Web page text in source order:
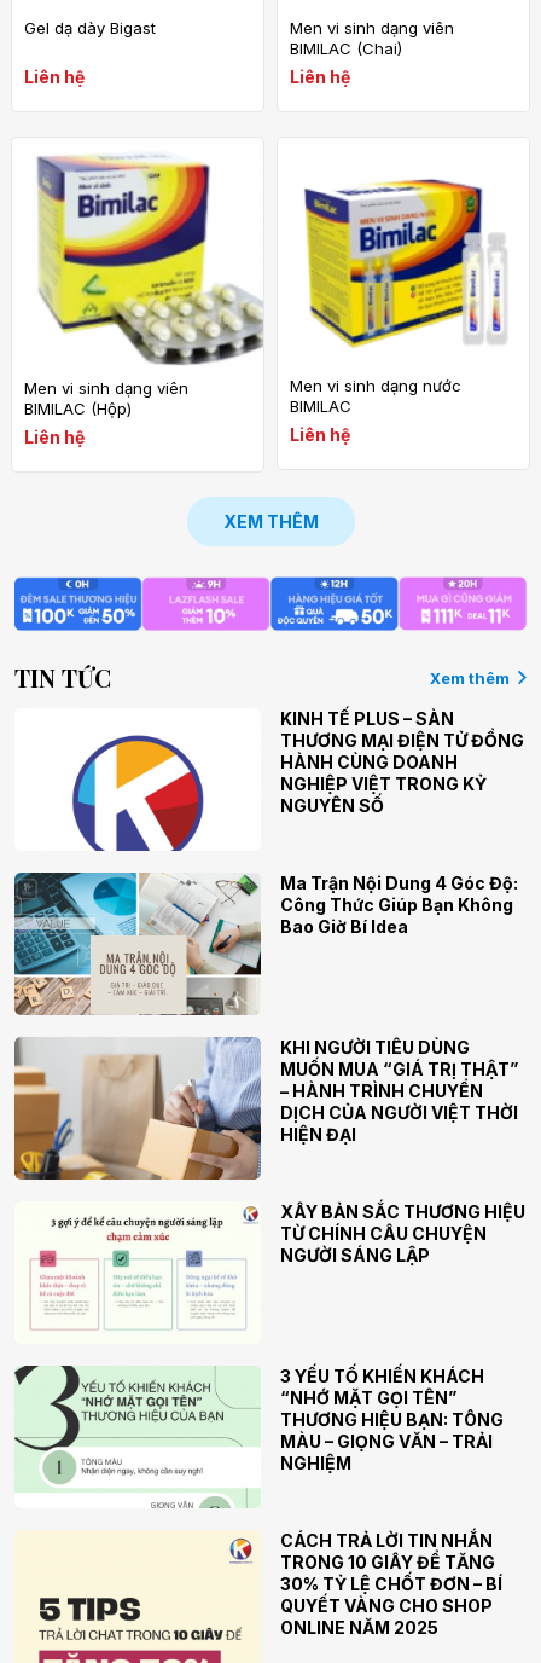
Gel dạ dày Bigast
Liên hệ
Men vi sinh dạng viên
BIMILAC (Chai)
Liên hệ
Men vi sinh dạng viên
BIMILAC (Hộp)
Liên hệ
Men vi sinh dạng nước
BIMILAC
Liên hệ
XEM THÊM
TIN TỨC Xem thêm
KINH TẾ PLUS – SÀN
THƯƠNG MẠI ĐIỆN TỬ ĐỒNG
HÀNH CÙNG DOANH
NGHIỆP VIỆT TRONG KỶ
NGUYÊN SỐ
Ma Trận Nội Dung 4 Góc Độ:
Công Thức Giúp Bạn Không
Bao Giờ Bí Idea
KHI NGƯỜI TIÊU DÙNG
MUỐN MUA “GIÁ TRỊ THẬT”
– HÀNH TRÌNH CHUYỂN
DỊCH CỦA NGƯỜI VIỆT THỜI
HIỆN ĐẠI
XÂY BẢN SẮC THƯƠNG HIỆU
TỪ CHÍNH CÂU CHUYỆN
NGƯỜI SÁNG LẬP
3 YẾU TỐ KHIẾN KHÁCH
“NHỚ MẶT GỌI TÊN”
THƯƠNG HIỆU BẠN: TÔNG
MÀU – GIỌNG VĂN – TRẢI
NGHIỆM
CÁCH TRẢ LỜI TIN NHẮN
TRONG 10 GIÂY ĐỂ TĂNG
30% TỶ LỆ CHỐT ĐƠN – BÍ
QUYẾT VÀNG CHO SHOP
ONLINE NĂM 2025